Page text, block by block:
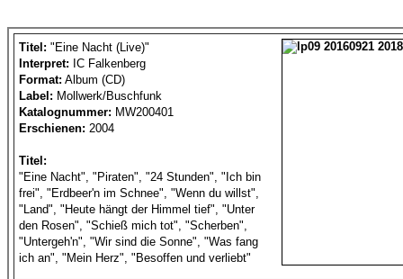
Titel: "Eine Nacht (Live)"
Interpret: IC Falkenberg
Format: Album (CD)
Label: Mollwerk/Buschfunk
Katalognummer: MW200401
Erschienen: 2004
Titel:
"Eine Nacht", "Piraten", "24 Stunden", "Ich bin
frei", "Erdbeer'n im Schnee", "Wenn du willst",
"Land", "Heute hängt der Himmel tief", "Unter
den Rosen", "Schieß mich tot", "Scherben",
"Untergeh'n", "Wir sind die Sonne", "Was fang
ich an", "Mein Herz", "Besoffen und verliebt"